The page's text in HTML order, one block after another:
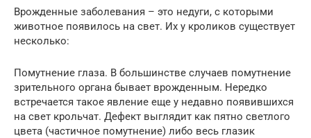
Врожденные заболевания – это недуги, с которыми
животное появилось на свет. Их у кроликов существует
несколько:
Помутнение глаза. В большинстве случаев помутнение
зрительного органа бывает врожденным. Нередко
встречается такое явление еще у недавно появившихся
на свет крольчат. Дефект выглядит как пятно светлого
цвета (частичное помутнение) либо весь глазик